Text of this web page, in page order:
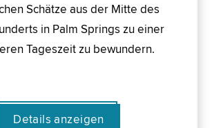
Schätze aus der Mitte des
in Palm Springs zu einer
Tageszeit zu bewundern.
Details anzeigen